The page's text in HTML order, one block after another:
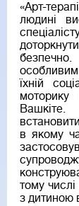
«Арт-
людині
їхній
в якому
тому
з дитиною